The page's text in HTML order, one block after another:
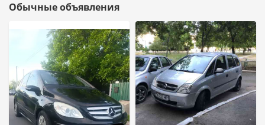
Обычные объявления